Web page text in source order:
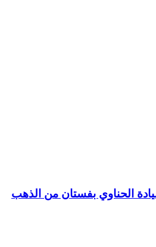
الحناوي بفستان من الذهب